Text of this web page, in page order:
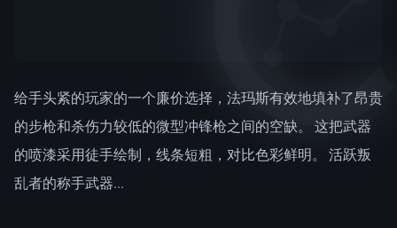
给手头紧的玩家的一个廉价选择，法玛斯有效地填补了昂贵
的步枪和杀伤力较低的微型冲锋枪之间的空缺。 这把武器
的喷漆采用徒手绘制，线条短粗，对比色彩鲜明。 活跃叛
乱者的称手武器...